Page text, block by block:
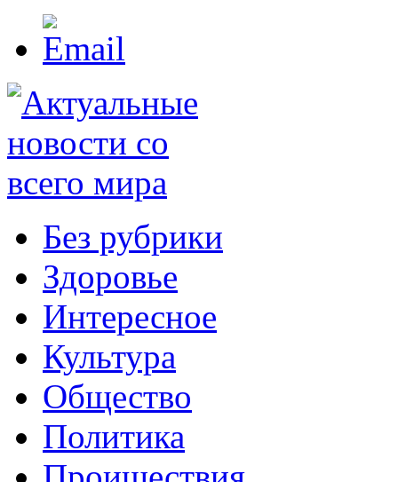
Без рубрики
Здоровье
Интересное
Культура
Общество
Политика